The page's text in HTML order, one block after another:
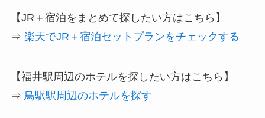
【JR＋宿泊をまとめて探したい方はこちら】
⇒ 楽天でJR＋宿泊セットプランをチェックする
【福井駅周辺のホテルを探したい方はこちら】
⇒ 鳥駅駅周辺のホテルを探す